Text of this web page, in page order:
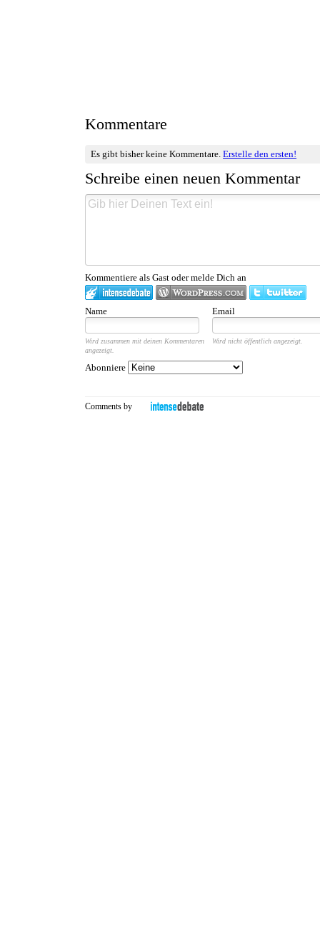
Kommentare
Es gibt bisher keine Kommentare.Erstelle den ersten!
Schreibe einen neuen Kommentar
Kommentiere als Gast oder melde Dich an
Name Email
Wird zusammen mit deinen Kommentaren
angezeigt.
Wird nicht öffentlich angezeigt.
Abonniere
Comments by